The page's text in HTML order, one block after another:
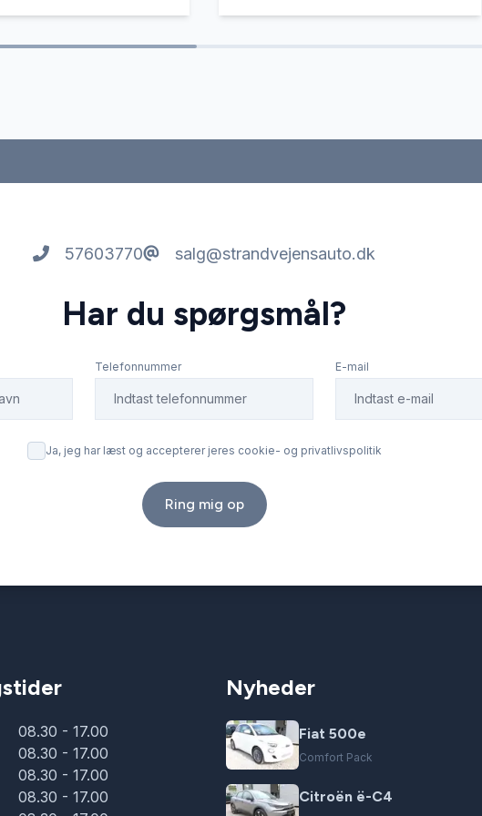
57603770 salg@strandvejensauto.dk
Har du spørgsmål?
Telefonnummer E-mail
Ja, jeg har læst og accepterer jeres cookie- og privatlivspolitik
Ring mig op
08.30 - 17.00
08.30 - 17.00
08.30 - 17.00
08.30 - 17.00
Nyheder
Fiat 500e
Comfort Pack
Citroën ë-C4